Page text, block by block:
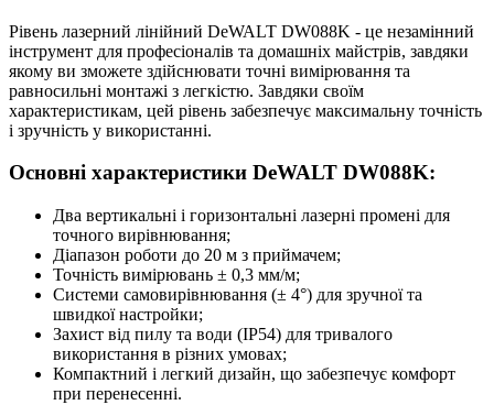
Рівень лазерний лінійний DeWALT DW088K - це незамінний
інструмент для професіоналів та домашніх майстрів, завдяки
якому ви зможете здійснювати точні вимірювання та
равносильні монтажі з легкістю. Завдяки своїм
характеристикам, цей рівень забезпечує максимальну точність
і зручність у використанні.
Основні характеристики DeWALT DW088K:
Два вертикальні і горизонтальні лазерні промені для
точного вирівнювання;
Діапазон роботи до 20 м з приймачем;
Точність вимірювань ± 0,3 мм/м;
Системи самовирівнювання (± 4°) для зручної та
швидкої настройки;
Захист від пилу та води (IP54) для тривалого
використання в різних умовах;
Компактний і легкий дизайн, що забезпечує комфорт
при перенесенні.